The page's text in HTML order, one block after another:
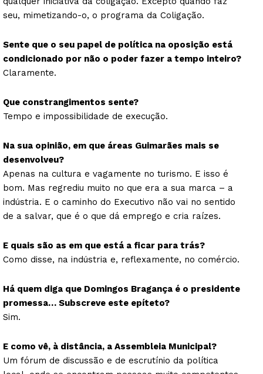
seu, mimetizando-o, o programa da Coligação.
Sente que o seu papel de política na oposição está
condicionado por não o poder fazer a tempo inteiro?
Claramente.
Que constrangimentos sente?
Tempo e impossibilidade de execução.
Na sua opinião, em que áreas Guimarães mais se
desenvolveu?
Apenas na cultura e vagamente no turismo. E isso é
bom. Mas regrediu muito no que era a sua marca – a
indústria. E o caminho do Executivo não vai no sentido
de a salvar, que é o que dá emprego e cria raízes.
E quais são as em que está a ficar para trás?
Como disse, na indústria e, reflexamente, no comércio.
Há quem diga que Domingos Bragança é o presidente
promessa… Subscreve este epíteto?
Sim.
E como vê, à distância, a Assembleia Municipal?
Um fórum de discussão e de escrutínio da política